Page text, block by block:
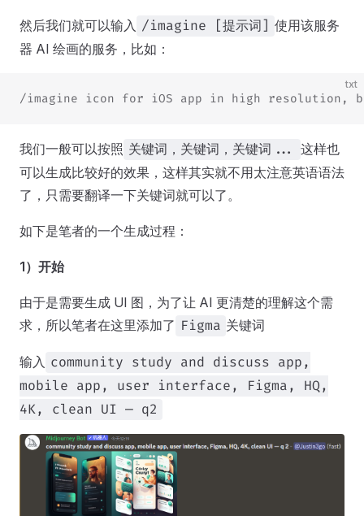
然后我们就可以输入 /imagine [提示词] 使用该服务
器 AI 绘画的服务，比如：
txt
/imagine icon for iOS app in high resolution,
我们一般可以按照 关键词，关键词，关键词...
这样也
可以生成比较好的效果，这样其实就不用太注意英语语法
了，只需要翻译一下关键词就可以了。
如下是笔者的一个生成过程：
1）开始
由于是需要生成 UI 图，为了让 AI 更清楚的理解这个需
求，所以笔者在这里添加了 Figma 关键词
输入 community study and discuss app,
mobile app, user interface, Figma, HQ,
4K, clean UI — q2